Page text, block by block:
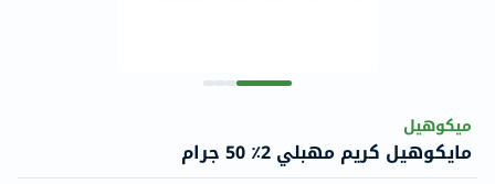
ميكوهيل
مايكوهيل كريم مهبلي 2٪ 50 جرام